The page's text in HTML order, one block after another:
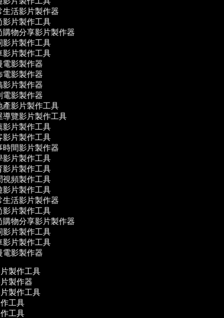
活影片製作器
片製作工具
物分享影片製作器
片製作工具
片製作工具
影製作器
影製作器
片製作器
影製作器
影片製作工具
覽影片製作工具
片製作工具
片製作工具
間影片製作器
片製作工具
片製作工具
頻製作工具
片製作工具
活影片製作器
片製作工具
物分享影片製作器
片製作工具
片製作工具
影製作器
片製作工具
片製作器
片製作工具
作工具
作工具